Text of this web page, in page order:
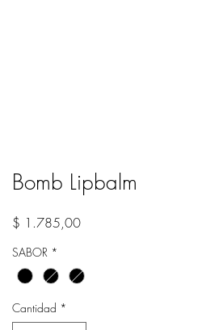
Bomb Lipbalm
$ 1.785,00Precio
SABOR *
Cantidad *